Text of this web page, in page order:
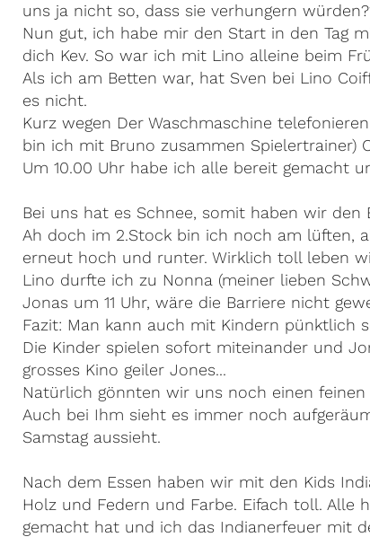
uns ja nicht so, dass sie verhungern
Nun gut, ich habe mir den Start in den Tag
dich Kev. So war ich mit Lino alleine beim
Als ich am Betten war, hat Sven bei Lino
es nicht.
Kurz wegen Der Waschmaschine
bin ich mit Bruno zusammen Spielertrainer)
Um 10.00 Uhr habe ich alle bereit gemacht
Bei uns hat es Schnee, somit haben wir den
Ah doch im 2.Stock bin ich noch am lüften,
erneut hoch und runter. Wirklich toll leben
Lino durfte ich zu Nonna (meiner lieben
Jonas um 11 Uhr, wäre die Barriere nicht
Fazit: Man kann auch mit Kindern pünktlich
Die Kinder spielen sofort miteinander und
grosses Kino geiler Jones...
Natürlich gönnten wir uns noch einen feinen
Auch bei Ihm sieht es immer noch
Samstag aussieht.
Nach dem Essen haben wir mit den Kids
Holz und Federn und Farbe. Eifach toll. Alle
gemacht hat und ich das Indianerfeuer mit